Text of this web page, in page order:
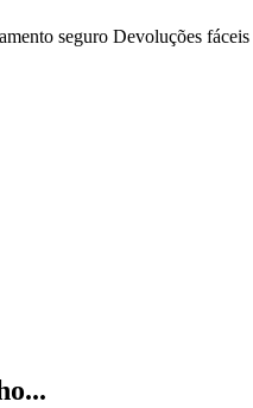
seguro Devoluções fáceis